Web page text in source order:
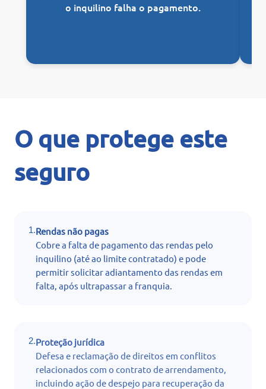
o inquilino falha o pagamento.
O que protege este
seguro
1.Rendas não pagas
Cobre a falta de pagamento das rendas pelo
inquilino (até ao limite contratado) e pode
permitir solicitar adiantamento das rendas em
falta, após ultrapassar a franquia.
2.Proteção jurídica
Defesa e reclamação de direitos em conflitos
relacionados com o contrato de arrendamento,
incluindo ação de despejo para recuperação da